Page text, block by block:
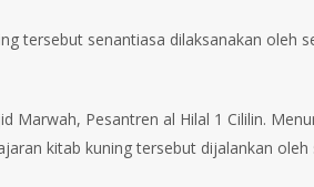
tersebut senantiasa dilaksanakan oleh
Marwah, Pesantren al Hilal 1 Cililin.
kitab kuning tersebut dijalankan